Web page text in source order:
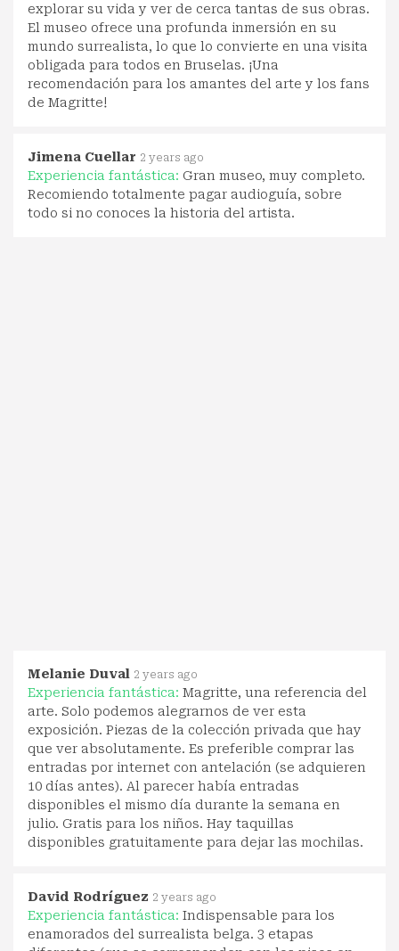
explorar su vida y ver de cerca tantas de sus obras.
El museo ofrece una profunda inmersión en su
mundo surrealista, lo que lo convierte en una visita
obligada para todos en Bruselas. ¡Una
recomendación para los amantes del arte y los fans
de Magritte!
Jimena Cuellar 2 years ago
Experiencia fantástica: Gran museo, muy completo.
Recomiendo totalmente pagar audioguía, sobre
todo si no conoces la historia del artista.
Melanie Duval 2 years ago
Experiencia fantástica: Magritte, una referencia del
arte. Solo podemos alegrarnos de ver esta
exposición. Piezas de la colección privada que hay
que ver absolutamente. Es preferible comprar las
entradas por internet con antelación (se adquieren
10 días antes). Al parecer había entradas
disponibles el mismo día durante la semana en
julio. Gratis para los niños. Hay taquillas
disponibles gratuitamente para dejar las mochilas.
David Rodríguez 2 years ago
Experiencia fantástica: Indispensable para los
enamorados del surrealista belga. 3 etapas